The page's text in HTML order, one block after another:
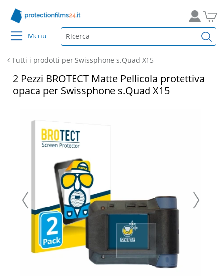
Menu
Tutti i prodotti per Swissphone s.Quad X15
2 Pezzi BROTECT Matte Pellicola protettiva
opaca per Swissphone s.Quad X15